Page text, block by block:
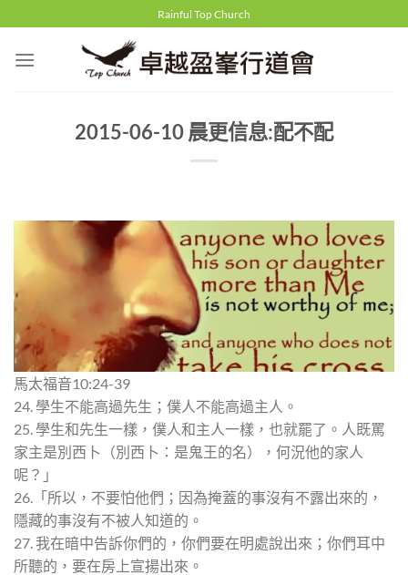
to
content
Rainful Top Church
2015-06-10 晨更信息:配不配
馬太福音10:24-39
24. 學生不能高過先生；僕人不能高過主人。
25. 學生和先生一樣，僕人和主人一樣，也就罷了。人既罵
家主是別西卜（別西卜：是鬼王的名），何況他的家人
呢？」
26.「所以，不要怕他們；因為掩蓋的事沒有不露出來的，
隱藏的事沒有不被人知道的。
27. 我在暗中告訴你們的，你們要在明處說出來；你們耳中
所聽的，要在房上宣揚出來。